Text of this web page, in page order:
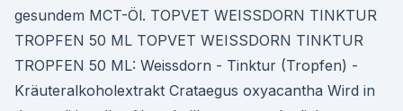
gesundem MCT-Öl. TOPVET WEISSDORN TINKTUR
TROPFEN 50 ML TOPVET WEISSDORN TINKTUR
TROPFEN 50 ML: Weissdorn - Tinktur (Tropfen) -
Kräuteralkoholextrakt Crataegus oxyacantha Wird in